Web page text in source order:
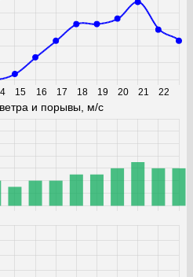
15 16 17 18 19 20 21 22
и порывы, м/с